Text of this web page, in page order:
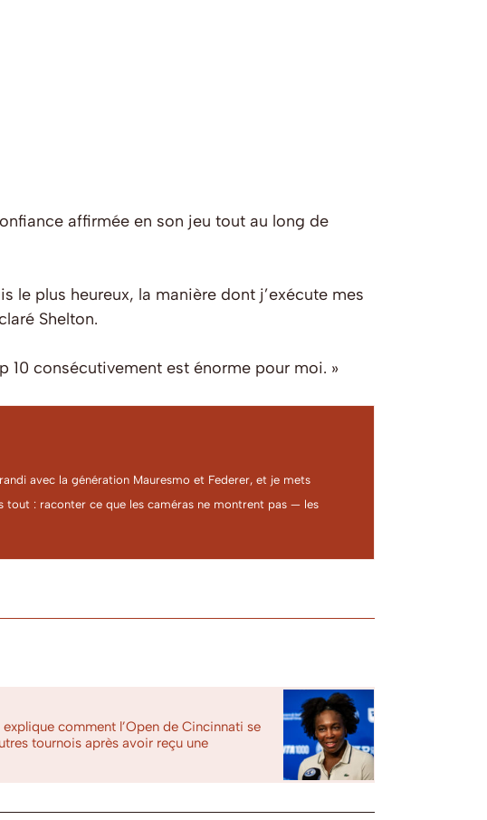
affirmée en son jeu tout au long de
le plus heureux, la manière dont j’exécute mes
Shelton.
10 consécutivement est énorme pour moi. »
avec la génération Mauresmo et Federer, et je mets
tout : raconter ce que les caméras ne montrent pas — les
comment l’Open de Cincinnati se
tournois après avoir reçu une